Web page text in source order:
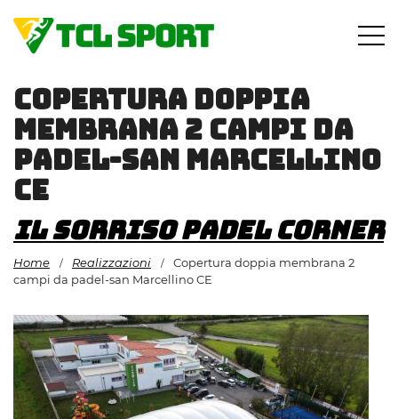
contenuto
Copertura doppia
membrana 2 campi da
padel-san Marcellino
CE
Il Sorriso Padel Corner
Home / Realizzazioni /
Copertura doppia membrana 2
campi da padel-san Marcellino CE